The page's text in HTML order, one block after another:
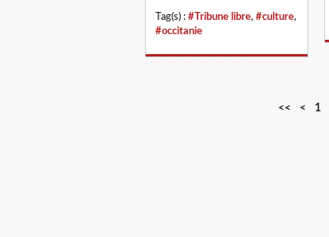
Tag(s) : #Tribune libre, #culture,
#occitanie
<< < 1